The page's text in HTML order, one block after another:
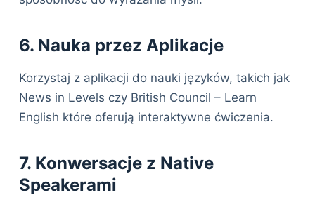
6. Nauka przez Aplikacje
Korzystaj z aplikacji do nauki języków, takich jak
News in Levels czy British Council – Learn
English które oferują interaktywne ćwiczenia.
7. Konwersacje z Native
Speakerami